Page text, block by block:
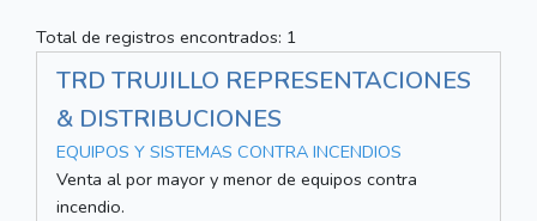
Total de registros encontrados: 1
TRD TRUJILLO REPRESENTACIONES
& DISTRIBUCIONES
EQUIPOS Y SISTEMAS CONTRA INCENDIOS
Venta al por mayor y menor de equipos contra
incendio.